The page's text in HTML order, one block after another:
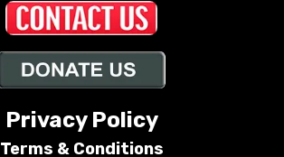
Privacy Policy
Terms & Conditions